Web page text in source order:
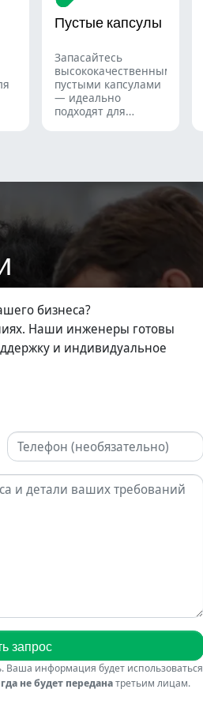
фармацевтической,
пищевой и
промышленности.
Пустые капсулы
Запасайтесь
высококачественными
пустыми капсулами
— идеально
подходят для
возможностью
индивидуального
бизнеса?
Наши инженеры готовы
и индивидуальное
Телефон
информация будет использоваться
не будет переданатретьим лицам.